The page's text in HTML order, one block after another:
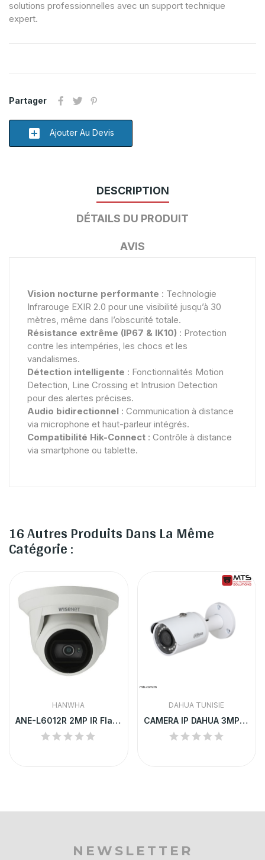
solutions professionnelles avec un support technique
expert.
Partager
add_box Ajouter Au Devis
DESCRIPTION
DÉTAILS DU PRODUIT
AVIS
Vision nocturne performante : Technologie
Infrarouge EXIR 2.0 pour une visibilité jusqu’à 30
mètres, même dans l’obscurité totale.
Résistance extrême (IP67 & IK10) : Protection
contre les intempéries, les chocs et les
vandalismes.
Détection intelligente : Fonctionnalités Motion
Detection, Line Crossing et Intrusion Detection
pour des alertes précises.
Audio bidirectionnel : Communication à distance
via microphone et haut-parleur intégrés.
Compatibilité Hik-Connect : Contrôle à distance
via smartphone ou tablette.
16 Autres Produits Dans La Même
Catégorie :
HANWHA
ANE-L6012R 2MP IR Flateye Camera
DAHUA TUNISIE
CAMERA IP DAHUA 3MP POE IP67 IR 30M |...
NEWSLETTER